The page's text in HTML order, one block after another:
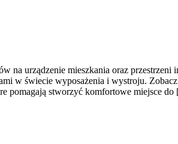
na urządzenie mieszkania oraz przestrzeni
w świecie wyposażenia i wystroju.
pomagają stworzyć komfortowe miejsce